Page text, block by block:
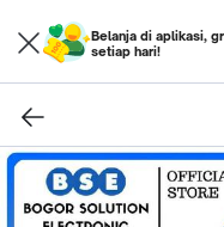
Belanja di aplikasi,
setiap hari!